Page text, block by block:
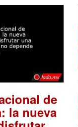
de
la nueva